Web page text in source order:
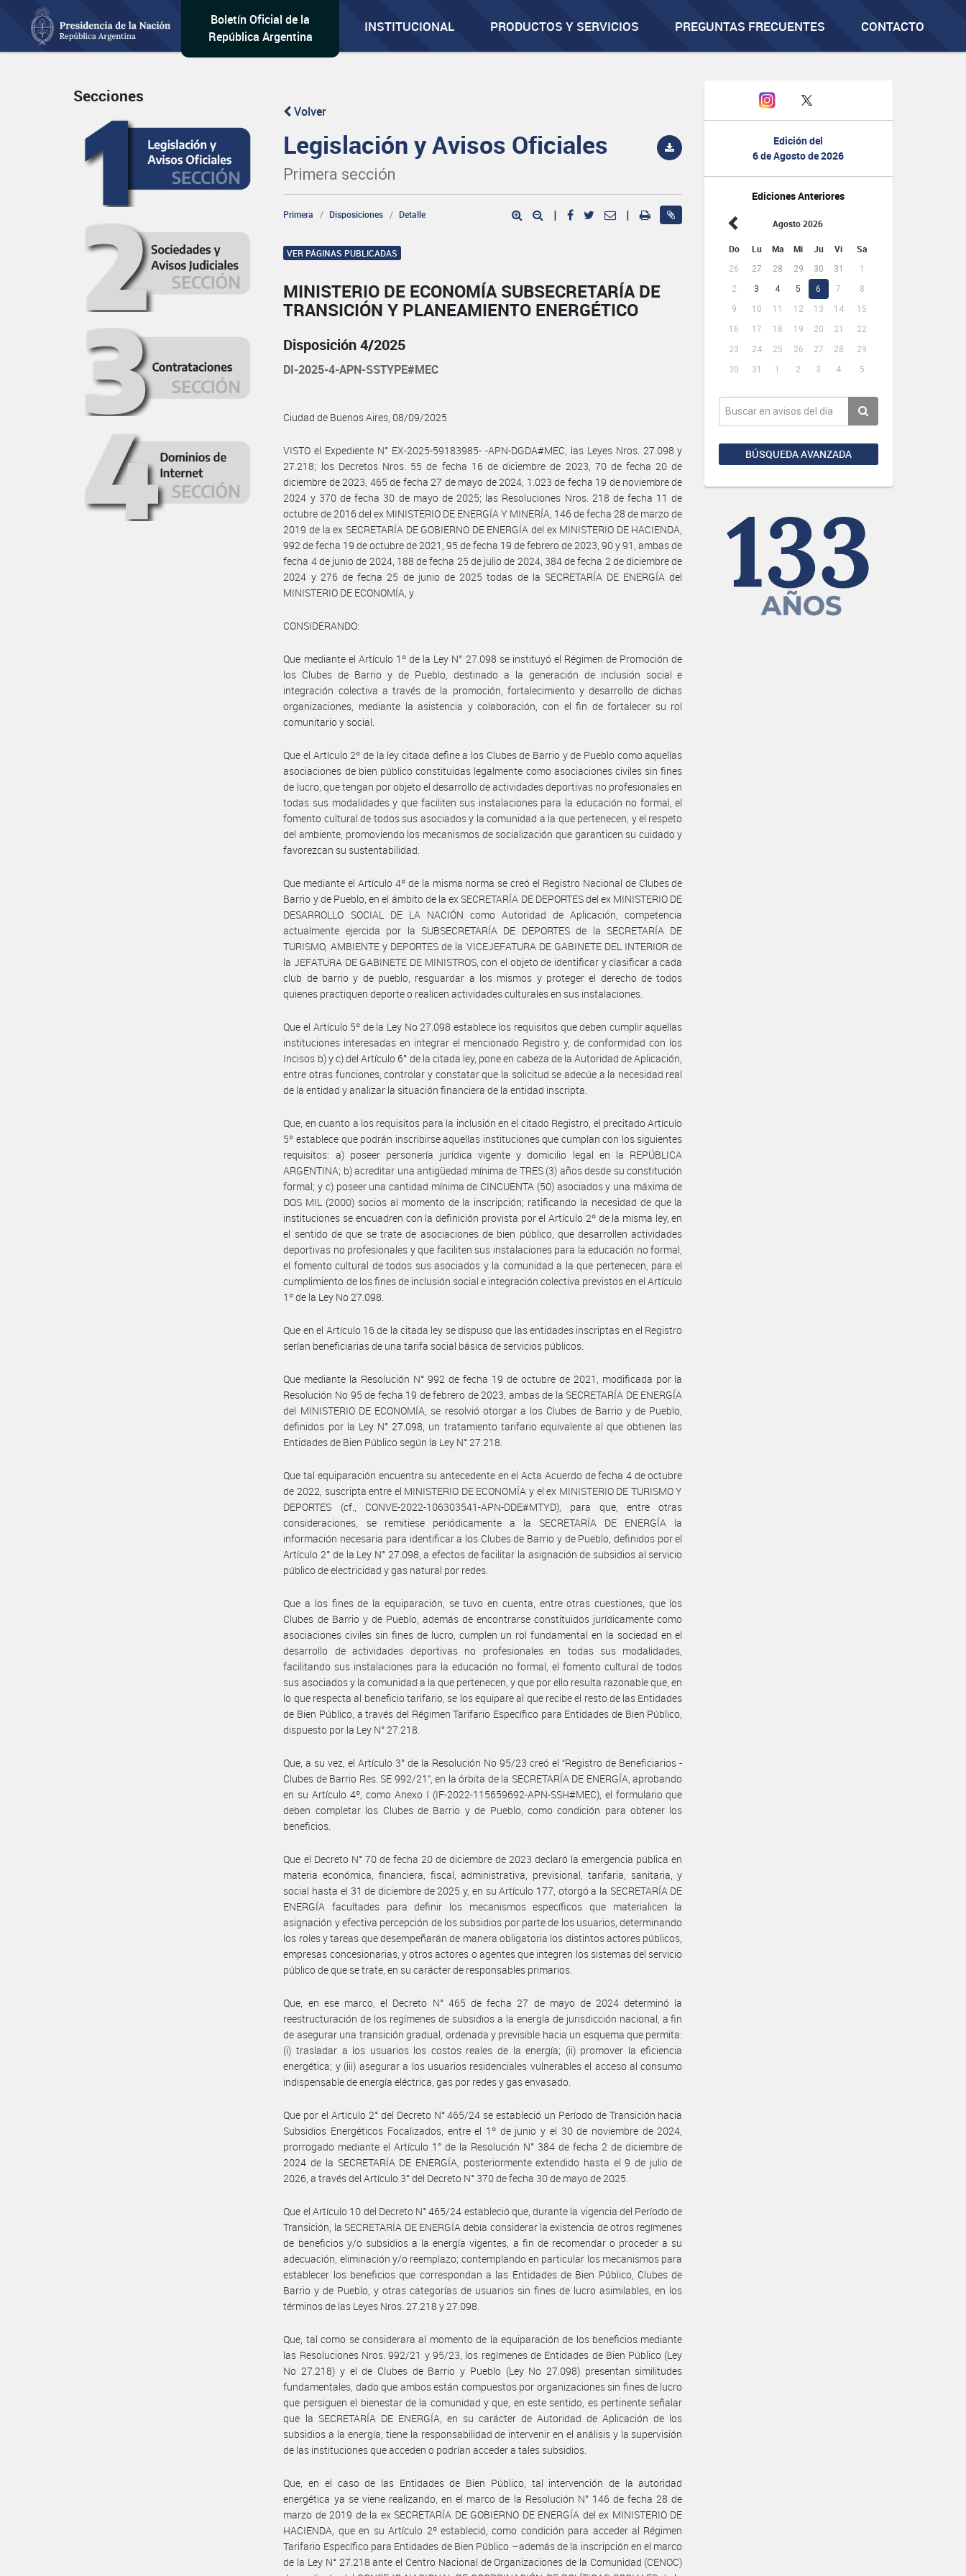
Boletín Oficial de la
República Argentina
INSTITUCIONAL PRODUCTOS Y SERVICIOS PREGUNTAS FRECUENTES CONTACTO
Edición del
6 de Agosto de 2026
Ediciones Anteriores
Agosto 2026
Do Lu Ma Mi Ju Vi Sa
26 27 28 29 30 31
1
2
3 4 5 6 7
8
9
10 11 12 13 14
15
16
17 18 19 20 21
22
23
24 25 26 27 28
29
30
31 1 2 3 4 5
BÚSQUEDA AVANZADA
Secciones
Volver
Legislación y Avisos Oficiales
Primera sección
Primera Disposiciones Detalle | |
VER PÁGINAS PUBLICADAS
MINISTERIO DE ECONOMÍA SUBSECRETARÍA DE
TRANSICIÓN Y PLANEAMIENTO ENERGÉTICO
Disposición 4/2025
DI-2025-4-APN-SSTYPE#MEC
Ciudad de Buenos Aires, 08/09/2025
VISTO el Expediente N° EX-2025-59183985- -APN-DGDA#MEC, las Leyes Nros. 27.098 y
27.218; los Decretos Nros. 55 de fecha 16 de diciembre de 2023, 70 de fecha 20 de
diciembre de 2023, 465 de fecha 27 de mayo de 2024, 1.023 de fecha 19 de noviembre de
2024 y 370 de fecha 30 de mayo de 2025; las Resoluciones Nros. 218 de fecha 11 de
octubre de 2016 del ex MINISTERIO DE ENERGÍA Y MINERÍA, 146 de fecha 28 de marzo de
2019 de la ex SECRETARÍA DE GOBIERNO DE ENERGÍA del ex MINISTERIO DE HACIENDA,
992 de fecha 19 de octubre de 2021, 95 de fecha 19 de febrero de 2023, 90 y 91, ambas de
fecha 4 de junio de 2024, 188 de fecha 25 de julio de 2024, 384 de fecha 2 de diciembre de
2024 y 276 de fecha 25 de junio de 2025 todas de la SECRETARÍA DE ENERGÍA del
MINISTERIO DE ECONOMÍA, y
CONSIDERANDO:
Que mediante el Artículo 1º de la Ley N° 27.098 se instituyó el Régimen de Promoción de
los Clubes de Barrio y de Pueblo, destinado a la generación de inclusión social e
integración colectiva a través de la promoción, fortalecimiento y desarrollo de dichas
organizaciones, mediante la asistencia y colaboración, con el fin de fortalecer su rol
comunitario y social.
Que el Artículo 2º de la ley citada define a los Clubes de Barrio y de Pueblo como aquellas
asociaciones de bien público constituidas legalmente como asociaciones civiles sin fines
de lucro, que tengan por objeto el desarrollo de actividades deportivas no profesionales en
todas sus modalidades y que faciliten sus instalaciones para la educación no formal, el
fomento cultural de todos sus asociados y la comunidad a la que pertenecen, y el respeto
del ambiente, promoviendo los mecanismos de socialización que garanticen su cuidado y
favorezcan su sustentabilidad.
Que mediante el Artículo 4º de la misma norma se creó el Registro Nacional de Clubes de
Barrio y de Pueblo, en el ámbito de la ex SECRETARÍA DE DEPORTES del ex MINISTERIO DE
DESARROLLO SOCIAL DE LA NACIÓN como Autoridad de Aplicación, competencia
actualmente ejercida por la SUBSECRETARÍA DE DEPORTES de la SECRETARÍA DE
TURISMO, AMBIENTE y DEPORTES de la VICEJEFATURA DE GABINETE DEL INTERIOR de
la JEFATURA DE GABINETE DE MINISTROS, con el objeto de identificar y clasificar a cada
club de barrio y de pueblo, resguardar a los mismos y proteger el derecho de todos
quienes practiquen deporte o realicen actividades culturales en sus instalaciones.
Que el Artículo 5º de la Ley No 27.098 establece los requisitos que deben cumplir aquellas
instituciones interesadas en integrar el mencionado Registro y, de conformidad con los
Incisos b) y c) del Artículo 6° de la citada ley, pone en cabeza de la Autoridad de Aplicación,
entre otras funciones, controlar y constatar que la solicitud se adecúe a la necesidad real
de la entidad y analizar la situación financiera de la entidad inscripta.
Que, en cuanto a los requisitos para la inclusión en el citado Registro, el precitado Artículo
5º establece que podrán inscribirse aquellas instituciones que cumplan con los siguientes
requisitos: a) poseer personería jurídica vigente y domicilio legal en la REPÚBLICA
ARGENTINA; b) acreditar una antigüedad mínima de TRES (3) años desde su constitución
formal; y c) poseer una cantidad mínima de CINCUENTA (50) asociados y una máxima de
DOS MIL (2000) socios al momento de la inscripción; ratificando la necesidad de que la
instituciones se encuadren con la definición provista por el Artículo 2º de la misma ley, en
el sentido de que se trate de asociaciones de bien público, que desarrollen actividades
deportivas no profesionales y que faciliten sus instalaciones para la educación no formal,
el fomento cultural de todos sus asociados y la comunidad a la que pertenecen, para el
cumplimiento de los fines de inclusión social e integración colectiva previstos en el Artículo
1º de la Ley No 27.098.
Que en el Artículo 16 de la citada ley se dispuso que las entidades inscriptas en el Registro
serían beneficiarias de una tarifa social básica de servicios públicos.
Que mediante la Resolución N° 992 de fecha 19 de octubre de 2021, modificada por la
Resolución No 95 de fecha 19 de febrero de 2023, ambas de la SECRETARÍA DE ENERGÍA
del MINISTERIO DE ECONOMÍA, se resolvió otorgar a los Clubes de Barrio y de Pueblo,
definidos por la Ley N° 27.098, un tratamiento tarifario equivalente al que obtienen las
Entidades de Bien Público según la Ley N° 27.218.
Que tal equiparación encuentra su antecedente en el Acta Acuerdo de fecha 4 de octubre
de 2022, suscripta entre el MINISTERIO DE ECONOMÍA y el ex MINISTERIO DE TURISMO Y
DEPORTES (cf., CONVE-2022-106303541-APN-DDE#MTYD), para que, entre otras
consideraciones, se remitiese periódicamente a la SECRETARÍA DE ENERGÍA la
información necesaria para identificar a los Clubes de Barrio y de Pueblo, definidos por el
Artículo 2° de la Ley N° 27.098, a efectos de facilitar la asignación de subsidios al servicio
público de electricidad y gas natural por redes.
Que a los fines de la equiparación, se tuvo en cuenta, entre otras cuestiones, que los
Clubes de Barrio y de Pueblo, además de encontrarse constituidos jurídicamente como
asociaciones civiles sin fines de lucro, cumplen un rol fundamental en la sociedad en el
desarrollo de actividades deportivas no profesionales en todas sus modalidades,
facilitando sus instalaciones para la educación no formal, el fomento cultural de todos
sus asociados y la comunidad a la que pertenecen, y que por ello resulta razonable que, en
lo que respecta al beneficio tarifario, se los equipare al que recibe el resto de las Entidades
de Bien Público, a través del Régimen Tarifario Específico para Entidades de Bien Público,
dispuesto por la Ley N° 27.218.
Que, a su vez, el Artículo 3° de la Resolución No 95/23 creó el “Registro de Beneficiarios -
Clubes de Barrio Res. SE 992/21”, en la órbita de la SECRETARÍA DE ENERGÍA, aprobando
en su Artículo 4º, como Anexo I (IF-2022-115659692-APN-SSH#MEC), el formulario que
deben completar los Clubes de Barrio y de Pueblo, como condición para obtener los
beneficios.
Que el Decreto N° 70 de fecha 20 de diciembre de 2023 declaró la emergencia pública en
materia económica, financiera, fiscal, administrativa, previsional, tarifaria, sanitaria, y
social hasta el 31 de diciembre de 2025 y, en su Artículo 177, otorgó a la SECRETARÍA DE
ENERGÍA facultades para definir los mecanismos específicos que materialicen la
asignación y efectiva percepción de los subsidios por parte de los usuarios, determinando
los roles y tareas que desempeñarán de manera obligatoria los distintos actores públicos,
empresas concesionarias, y otros actores o agentes que integren los sistemas del servicio
público de que se trate, en su carácter de responsables primarios.
Que, en ese marco, el Decreto N° 465 de fecha 27 de mayo de 2024 determinó la
reestructuración de los regímenes de subsidios a la energía de jurisdicción nacional, a fin
de asegurar una transición gradual, ordenada y previsible hacia un esquema que permita:
(i) trasladar a los usuarios los costos reales de la energía; (ii) promover la eficiencia
energética; y (iii) asegurar a los usuarios residenciales vulnerables el acceso al consumo
indispensable de energía eléctrica, gas por redes y gas envasado.
Que por el Artículo 2° del Decreto N° 465/24 se estableció un Período de Transición hacia
Subsidios Energéticos Focalizados, entre el 1º de junio y el 30 de noviembre de 2024,
prorrogado mediante el Artículo 1° de la Resolución N° 384 de fecha 2 de diciembre de
2024 de la SECRETARÍA DE ENERGÍA, posteriormente extendido hasta el 9 de julio de
2026, a través del Artículo 3° del Decreto N° 370 de fecha 30 de mayo de 2025.
Que el Artículo 10 del Decreto N° 465/24 estableció que, durante la vigencia del Período de
Transición, la SECRETARÍA DE ENERGÍA debía considerar la existencia de otros regímenes
de beneficios y/o subsidios a la energía vigentes, a fin de recomendar o proceder a su
adecuación, eliminación y/o reemplazo; contemplando en particular los mecanismos para
establecer los beneficios que correspondan a las Entidades de Bien Público, Clubes de
Barrio y de Pueblo, y otras categorías de usuarios sin fines de lucro asimilables, en los
términos de las Leyes Nros. 27.218 y 27.098.
Que, tal como se considerara al momento de la equiparación de los beneficios mediante
las Resoluciones Nros. 992/21 y 95/23, los regímenes de Entidades de Bien Público (Ley
No 27.218) y el de Clubes de Barrio y Pueblo (Ley No 27.098) presentan similitudes
fundamentales, dado que ambos están compuestos por organizaciones sin fines de lucro
que persiguen el bienestar de la comunidad y que, en este sentido, es pertinente señalar
que la SECRETARÍA DE ENERGÍA, en su carácter de Autoridad de Aplicación de los
subsidios a la energía, tiene la responsabilidad de intervenir en el análisis y la supervisión
de las instituciones que acceden o podrían acceder a tales subsidios.
Que, en el caso de las Entidades de Bien Público, tal intervención de la autoridad
energética ya se viene realizando, en el marco de la Resolución N° 146 de fecha 28 de
marzo de 2019 de la ex SECRETARÍA DE GOBIERNO DE ENERGÍA del ex MINISTERIO DE
HACIENDA, que en su Artículo 2º estableció, como condición para acceder al Régimen
Tarifario Específico para Entidades de Bien Público –además de la inscripción en el marco
de la Ley N° 27.218 ante el Centro Nacional de Organizaciones de la Comunidad (CENOC)